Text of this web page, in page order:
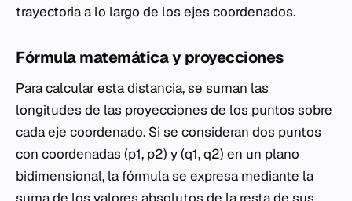
trayectoria a lo largo de los ejes coordenados.
Fórmula matemática y proyecciones
Para calcular esta distancia, se suman las
longitudes de las proyecciones de los puntos sobre
cada eje coordenado. Si se consideran dos puntos
con coordenadas (p1, p2) y (q1, q2) en un plano
bidimensional, la fórmula se expresa mediante la